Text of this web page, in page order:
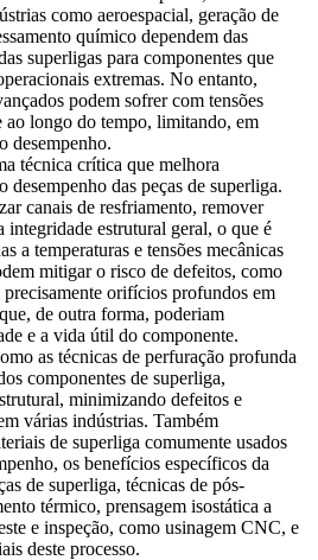
como aeroespacial, geração de
químico dependem das
superligas para componentes que
extremas. No entanto,
podem sofrer com tensões
ao longo do tempo, limitando, em
desempenho.
técnica crítica que melhora
das peças de superliga.
canais de resfriamento, remover
integridade estrutural geral, o que é
a temperaturas e tensões mecânicas
mitigar o risco de defeitos, como
orifícios profundos em
de outra forma, poderiam
e a vida útil do componente.
as técnicas de perfuração profunda
componentes de superliga,
minimizando defeitos e
várias indústrias. Também
de superliga comumente usados
os benefícios específicos da
de superliga, técnicas de pós-
térmico, prensagem isostática a
e inspeção, como usinagem CNC, e
deste processo.